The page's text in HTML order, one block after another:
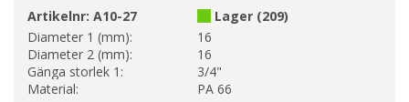
Artikelnr: A10-27
Lager (209)
Diameter 1 (mm):
16
Diameter 2 (mm):
16
Gänga storlek 1:
3/4"
Material:
PA 66